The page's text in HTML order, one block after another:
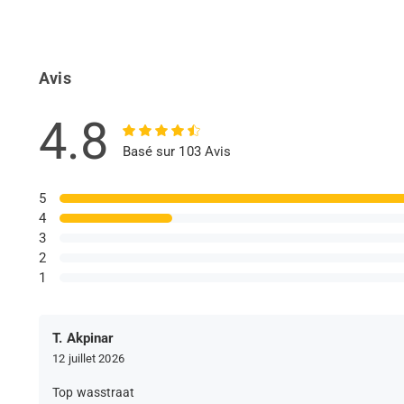
Avis
4.8 Basé sur 103 Avis
5
4
3
2
1
T. Akpinar
12 juillet 2026
Top wasstraat